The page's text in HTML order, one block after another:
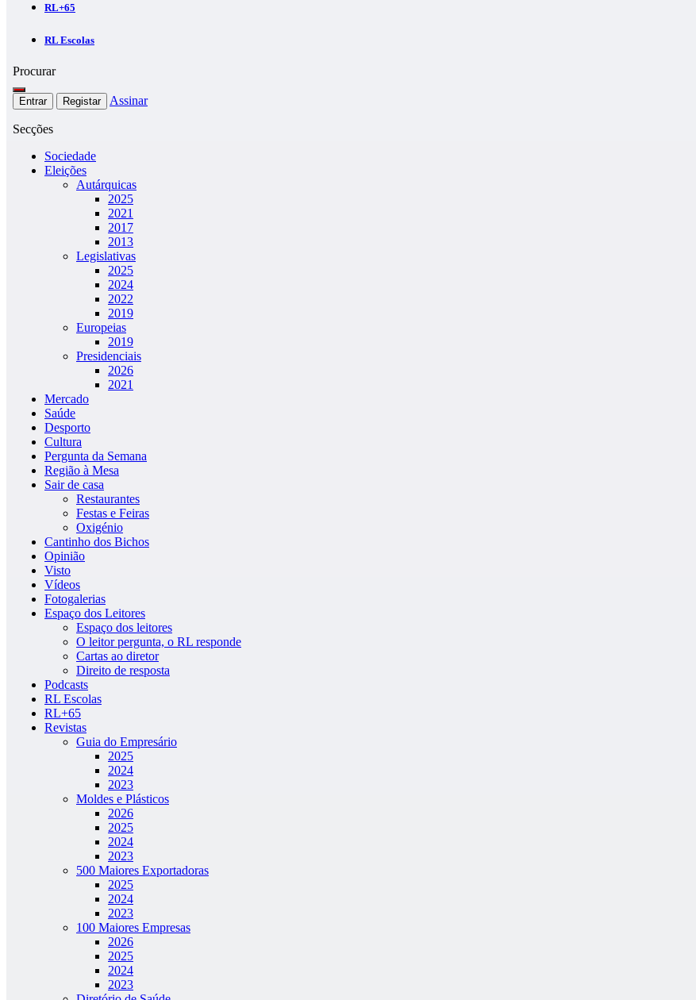
RL+65
RL Escolas
Procurar
Entrar Registar Assinar
Secções
Sociedade
Eleições
Autárquicas
2025
2021
2017
2013
Legislativas
2025
2024
2022
2019
Europeias
2019
Presidenciais
2026
2021
Mercado
Saúde
Desporto
Cultura
Pergunta da Semana
Região à Mesa
Sair de casa
Restaurantes
Festas e Feiras
Oxigénio
Cantinho dos Bichos
Opinião
Visto
Vídeos
Fotogalerias
Espaço dos Leitores
Espaço dos leitores
O leitor pergunta, o RL responde
Cartas ao diretor
Direito de resposta
Podcasts
RL Escolas
RL+65
Revistas
Guia do Empresário
2025
2024
2023
Moldes e Plásticos
2026
2025
2024
2023
500 Maiores Exportadoras
2025
2024
2023
100 Maiores Empresas
2026
2025
2024
2023